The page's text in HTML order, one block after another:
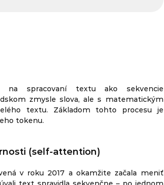
na spracovaní textu ako sekvencie
zmysle slova, ale s matematickým
textu. Základom tohto procesu je
tokenu.
(self-attention)
v roku 2017 a okamžite začala meniť